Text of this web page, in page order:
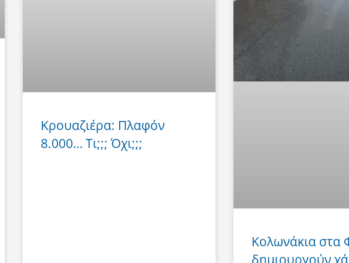
Κρουαζιέρα: Πλαφόν
8.000… Τι;;; Όχι;;;
Κολωνάκια στα
δημιουργούν